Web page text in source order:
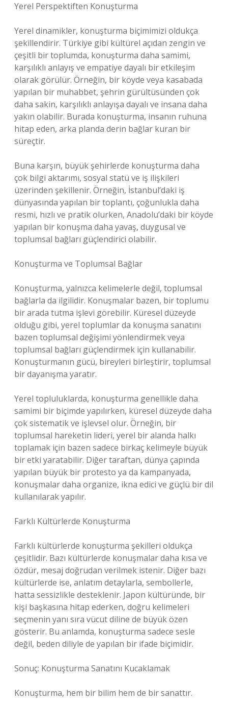
Yerel Perspektiften Konuşturma
Yerel dinamikler, konuşturma biçimimizi oldukça
şekillendirir. Türkiye gibi kültürel açıdan zengin ve
çeşitli bir toplumda, konuşturma daha samimi,
karşılıklı anlayış ve empatiye dayalı bir etkileşim
olarak görülür. Örneğin, bir köyde veya kasabada
yapılan bir muhabbet, şehrin gürültüsünden çok
daha sakin, karşılıklı anlayışa dayalı ve insana daha
yakın olabilir. Burada konuşturma, insanın ruhuna
hitap eden, arka planda derin bağlar kuran bir
süreçtir.
Buna karşın, büyük şehirlerde konuşturma daha
çok bilgi aktarımı, sosyal statü ve iş ilişkileri
üzerinden şekillenir. Örneğin, İstanbul’daki iş
dünyasında yapılan bir toplantı, çoğunlukla daha
resmi, hızlı ve pratik olurken, Anadolu’daki bir köyde
yapılan bir konuşma daha yavaş, duygusal ve
toplumsal bağları güçlendirici olabilir.
Konuşturma ve Toplumsal Bağlar
Konuşturma, yalnızca kelimelerle değil, toplumsal
bağlarla da ilgilidir. Konuşmalar bazen, bir toplumu
bir arada tutma işlevi görebilir. Küresel düzeyde
olduğu gibi, yerel toplumlar da konuşma sanatını
bazen toplumsal değişimi yönlendirmek veya
toplumsal bağları güçlendirmek için kullanabilir.
Konuşturmanın gücü, bireyleri birleştirir, toplumsal
bir dayanışma yaratır.
Yerel topluluklarda, konuşturma genellikle daha
samimi bir biçimde yapılırken, küresel düzeyde daha
çok sistematik ve işlevsel olur. Örneğin, bir
toplumsal hareketin lideri, yerel bir alanda halkı
toplamak için bazen sadece birkaç kelimeyle büyük
bir etki yaratabilir. Diğer taraftan, dünya çapında
yapılan büyük bir protesto ya da kampanyada,
konuşmalar daha organize, ikna edici ve güçlü bir dil
kullanılarak yapılır.
Farklı Kültürlerde Konuşturma
Farklı kültürlerde konuşturma şekilleri oldukça
çeşitlidir. Bazı kültürlerde konuşmalar daha kısa ve
özdür, mesaj doğrudan verilmek istenir. Diğer bazı
kültürlerde ise, anlatım detaylarla, sembollerle,
hatta sessizlikle desteklenir. Japon kültüründe, bir
kişi başkasına hitap ederken, doğru kelimeleri
seçmenin yanı sıra vücut diline de büyük özen
gösterir. Bu anlamda, konuşturma sadece sesle
değil, beden diliyle de yapılan bir ifade biçimidir.
Sonuç: Konuşturma Sanatını Kucaklamak
Konuşturma, hem bir bilim hem de bir sanattır.